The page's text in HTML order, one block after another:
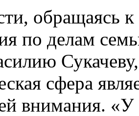
обращаясь к
по делам
сфера
внимания. «У